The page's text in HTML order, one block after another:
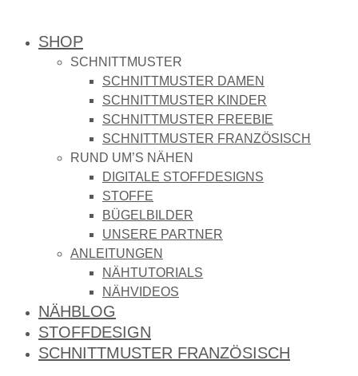
SHOP
SCHNITTMUSTER
SCHNITTMUSTER DAMEN
SCHNITTMUSTER KINDER
SCHNITTMUSTER FREEBIE
SCHNITTMUSTER FRANZÖSISCH
RUND UM’S NÄHEN
DIGITALE STOFFDESIGNS​
STOFFE
BÜGELBILDER
UNSERE PARTNER
ANLEITUNGEN
NÄHTUTORIALS
NÄHVIDEOS
NÄHBLOG
STOFFDESIGN
SCHNITTMUSTER FRANZÖSISCH